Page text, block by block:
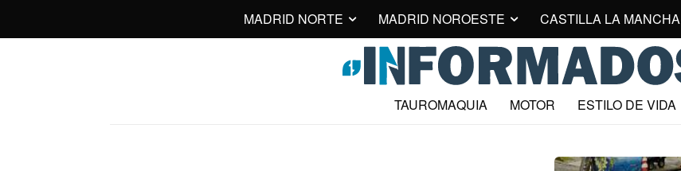
MADRID NORTE MADRID NOROESTE CASTILLA LA MANCHA
TAUROMAQUIA MOTOR ESTILO DE VIDA